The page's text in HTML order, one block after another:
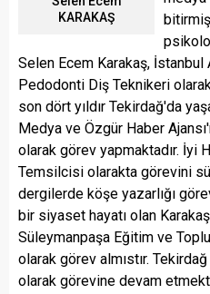
KARAKAŞ
Selen Ecem Karakaş,
Pedodonti Diş Teknikeri
son dört yıldır Tekirdağ'da
Medya ve Özgür Haber
olarak görev yapmaktadır. İyi
Temsilcisi olarakta görevini
dergilerde köşe yazarlığı
bir siyaset hayatı olan
Süleymanpaşa Eğitim ve
olarak görev almıstır.
olarak görevine devam